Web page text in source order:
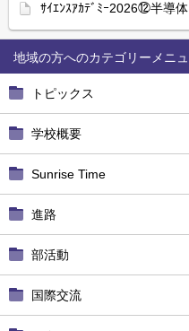
地域の方へ
トピックス
学校概要
Sunrise Time
進路
部活動
国際交流
ｻｲｴﾝｽｱｶﾃﾞﾐｰ2026⑫半導体